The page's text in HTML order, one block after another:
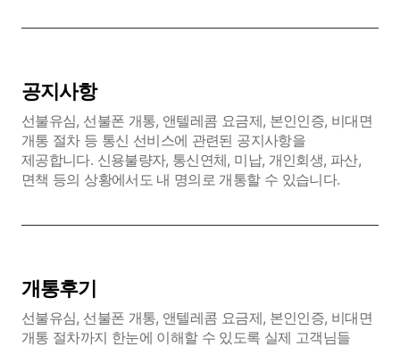
공지사항
선불유심, 선불폰 개통, 앤텔레콤 요금제, 본인인증, 비대면
개통 절차 등 통신 선비스에 관련된 공지사항을
제공합니다. 신용불량자, 통신연체, 미납, 개인회생, 파산,
면책 등의 상황에서도 내 명의로 개통할 수 있습니다.
개통후기
선불유심, 선불폰 개통, 앤텔레콤 요금제, 본인인증, 비대면
개통 절차까지 한눈에 이해할 수 있도록 실제 고객님들